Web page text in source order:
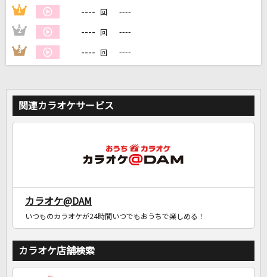
DAMに会員登録・ログインして
家族や友達と一緒に！練習にも！
1 ---- 回 ----
2 ---- 回 ----
3 ---- 回 ----
関連カラオケサービス
カラオケ@DAM
いつものカラオケが24時間いつでもおうちで楽しめる！
カラオケ店舗検索